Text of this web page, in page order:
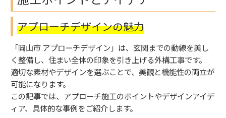
アプローチデザインの魅力
「岡山市 アプローチデザイン」は、玄関までの動線を美し
く整備し、住まい全体の印象を引き上げる外構工事です。
適切な素材やデザインを選ぶことで、美観と機能性の両立が
可能になります。
この記事では、アプローチ施工のポイントやデザインアイデ
ィア、具体的な事例をご紹介します。